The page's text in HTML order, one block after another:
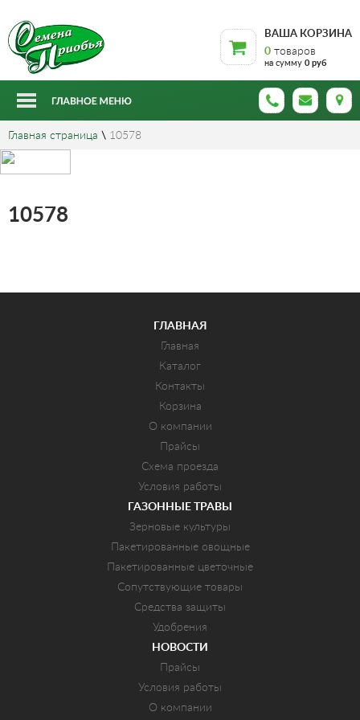
ВАША КОРЗИНА
0 товаров
на сумму 0 руб
Главная страница \ 10578
10578
ГЛАВНАЯ
Главная
Каталог
Контакты
Корзина
О компании
Прайсы
Схема проезда
Условия работы
ГАЗОННЫЕ ТРАВЫ
Зерновые культуры
Пакетированные овощные
Пакетированные цветочные
Сопутствующие товары
Средства защиты
Удобрения
НОВОСТИ
Прайсы
Условия работы
О компании